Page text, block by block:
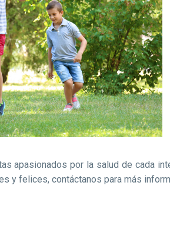
apasionados por la salud de cada
y felices, contáctanos para más